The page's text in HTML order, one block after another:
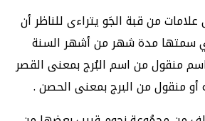
من قبة الجَو يتراءى للناظر أن
مدة شهر من أشهر السنة
منقول من اسم البُرج بمعنى القصر
أو منقول من البرج بمعنى الحصن .